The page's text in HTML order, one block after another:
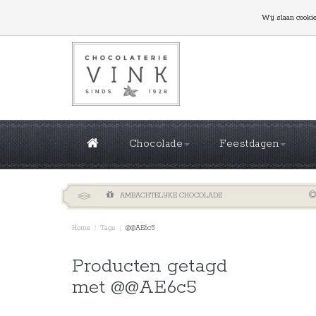
GROTE OPLAGES NODIG? NEEM CONTACT MET
Chocolade Feestdagen
AMBACHTELIJKE CHOCOLADE
Home / Tags / @@AE6c5
Producten getagd
met @@AE6c5
Wij slaan